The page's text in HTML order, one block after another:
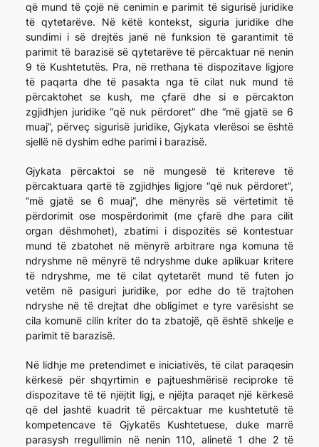
që mund të çojë në cenimin e parimit të sigurisë juridike
të qytetarëve. Në këtë kontekst, siguria juridike dhe
sundimi i së drejtës janë në funksion të garantimit të
parimit të barazisë së qytetarëve të përcaktuar në nenin
9 të Kushtetutës. Pra, në rrethana të dispozitave ligjore
të paqarta dhe të pasakta nga të cilat nuk mund të
përcaktohet se kush, me çfarë dhe si e përcakton
zgjidhjen juridike “që nuk përdoret” dhe “më gjatë se 6
muaj”, përveç sigurisë juridike, Gjykata vlerësoi se është
sjellë në dyshim edhe parimi i barazisë.
Gjykata përcaktoi se në mungesë të kritereve të
përcaktuara qartë të zgjidhjes ligjore “që nuk përdoret”,
“më gjatë se 6 muaj”, dhe mënyrës së vërtetimit të
përdorimit ose mospërdorimit (me çfarë dhe para cilit
organ dëshmohet), zbatimi i dispozitës së kontestuar
mund të zbatohet në mënyrë arbitrare nga komuna të
ndryshme në mënyrë të ndryshme duke aplikuar kritere
të ndryshme, me të cilat qytetarët mund të futen jo
vetëm në pasiguri juridike, por edhe do të trajtohen
ndryshe në të drejtat dhe obligimet e tyre varësisht se
cila komunë cilin kriter do ta zbatojë, që është shkelje e
parimit të barazisë.
Në lidhje me pretendimet e iniciativës, të cilat paraqesin
kërkesë për shqyrtimin e pajtueshmërisë reciproke të
dispozitave të të njëjtit ligj, e njëjta paraqet një kërkesë
që del jashtë kuadrit të përcaktuar me kushtetutë të
kompetencave të Gjykatës Kushtetuese, duke marrë
parasysh rregullimin në nenin 110, alinetë 1 dhe 2 të